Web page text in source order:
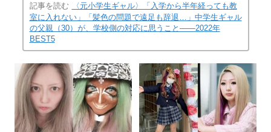
記事を読む
〈元小学生ギャル〉「入学から半年経っても教
室に入れない」「髪色の問題で遠足も辞退…」中学生ギャル
の父親（30）が、学校側の対応に思うこと――2022年
BEST5